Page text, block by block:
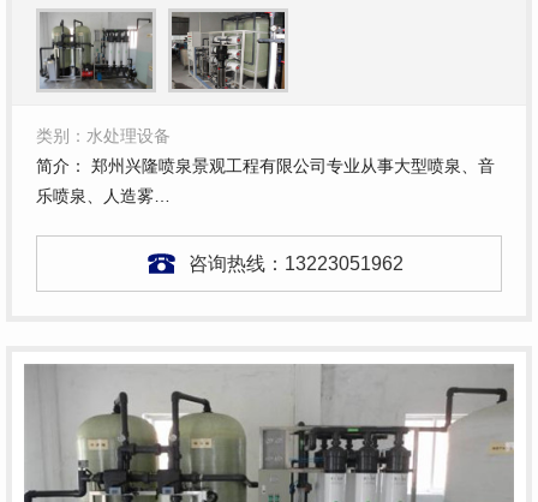
类别：水处理设备
简介： 郑州兴隆喷泉景观工程有限公司专业从事大型喷泉、音
乐喷泉、人造雾…
咨询热线： 13223051962